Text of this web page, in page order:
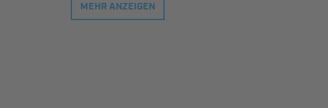
MEHR ANZEIGEN